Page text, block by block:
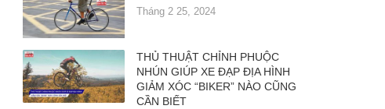
Tháng 2 25, 2024
THỦ THUẬT CHỈNH PHUỘC
NHÚN GIÚP XE ĐẠP ĐỊA HÌNH
GIẢM XÓC “BIKER” NÀO CŨNG
CẦN BIẾT